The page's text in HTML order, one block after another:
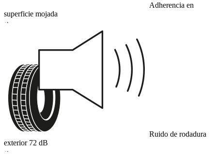
Adherencia en
superficie mojada
A
Ruido de rodadura
exterior 72 dB
A